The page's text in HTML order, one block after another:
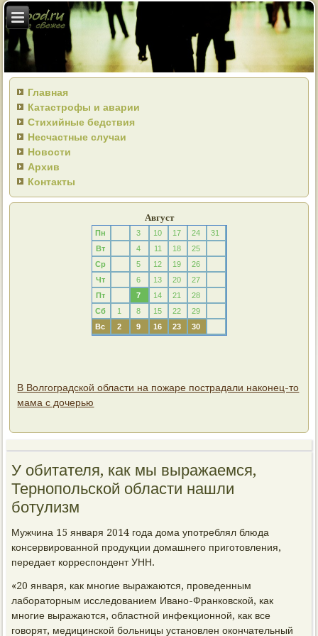
Главная
Катастрофы и аварии
Стихийные бедствия
Несчастные случаи
Новости
Архив
Контакты
Август
Пн 3 10 17 24
31
Вт
4 11 18
25
Ср
5 12 19
26
Чт
6 13 20
27
Пт
7 14 21
28
Сб
1 8 15 22
29
Вс
2 9 16 23 30
В Волгоградской области на пожаре пострадали наконец-то
мама с дочерью
У обитателя, как мы выражаемся,
Тернопольской области нашли
ботулизм
Мужчина 15 января 2014 года дома употреблял блюда
консервированной продукции домашнего приготовления,
передает корреспондент УНН.
«20 января, как многие выражаются, проведенным
лабораторным исследованием Ивано-Франковской, как
многие выражаются, областной инфекционной, как все
говорят, медицинской больницы установлен окончательный